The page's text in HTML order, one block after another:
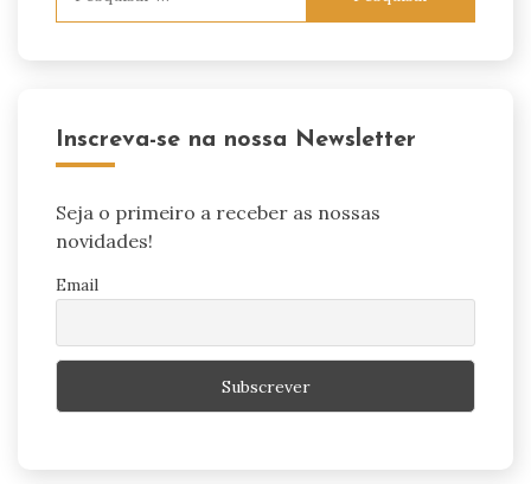
Inscreva-se na nossa Newsletter
Seja o primeiro a receber as nossas
novidades!
Email